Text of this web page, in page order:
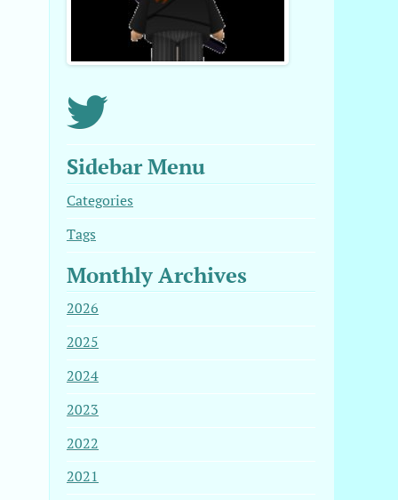
Sidebar Menu
Categories
Tags
Monthly Archives
2026
2025
2024
2023
2022
2021